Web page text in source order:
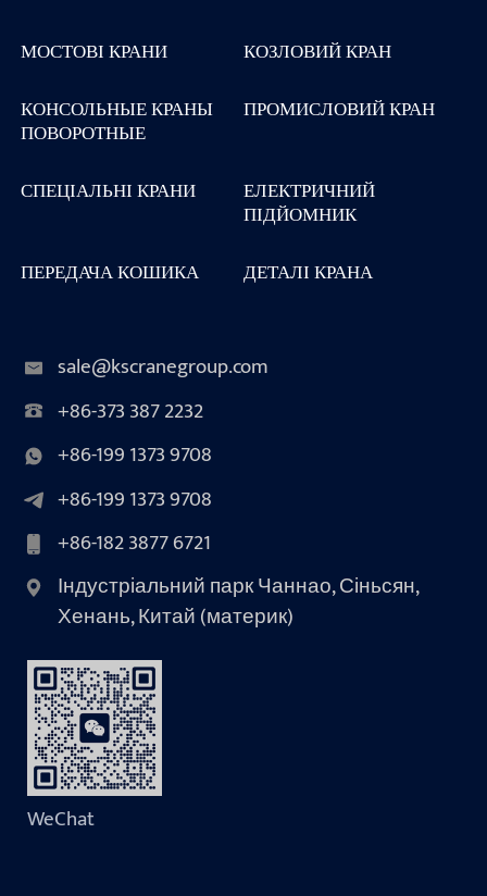
МОСТОВІ КРАНИ
КОЗЛОВИЙ КРАН
КОНСОЛЬНЫЕ КРАНЫ
ПОВОРОТНЫЕ
ПРОМИСЛОВИЙ КРАН
СПЕЦІАЛЬНІ КРАНИ ЕЛЕКТРИЧНИЙ
ПІДЙОМНИК
ПЕРЕДАЧА КОШИКА
ДЕТАЛІ КРАНА
sale@kscranegroup.com
+86-373 387 2232
+86-199 1373 9708
+86-199 1373 9708
+86-182 3877 6721
Індустріальний парк Чаннао, Сіньсян,
Хенань, Китай (материк)
WeChat